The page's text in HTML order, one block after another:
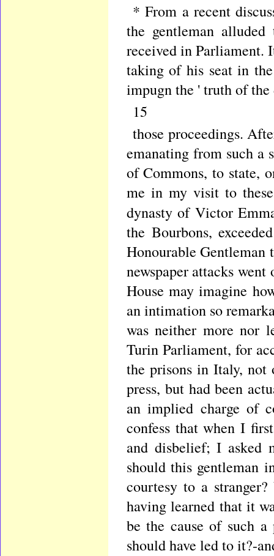
* From a recent
the gentleman
received in Parliament.
taking of his seat in
impugn the ' truth of
15
those proceedings.
emanating from such a
of Commons, to state,
me in my visit to these
dynasty of Victor
the Bourbons,
Honourable Gentleman
newspaper attacks
House may imagine
an intimation so
was neither more nor
Turin Parliament, for
the prisons in Italy, not
press, but had been
an implied charge of
confess that when I
and disbelief; I asked
should this gentleman
courtesy to a
having learned that it
be the cause of such a
should have led to it?-